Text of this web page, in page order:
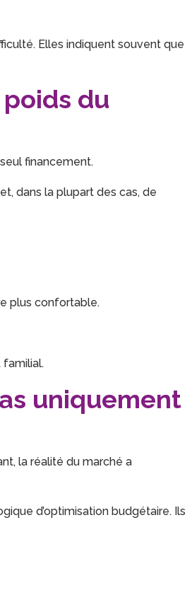
Elles indiquent souvent que
du
financement.
dans la plupart des cas, de
plus confortable.
familial.
uniquement
la réalité du marché a
d’optimisation budgétaire. Ils